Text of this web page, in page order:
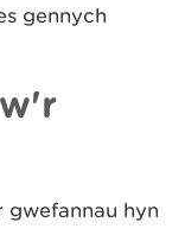
gennych
gwefannau hyn